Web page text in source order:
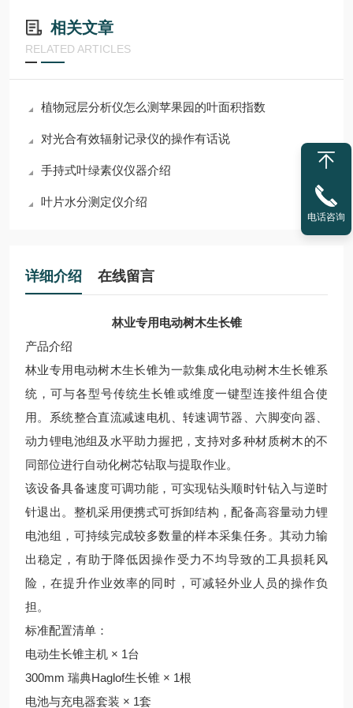
相关文章
RELATED ARTICLES
植物冠层分析仪怎么测苹果园的叶面积指数
对光合有效辐射记录仪的操作有话说
手持式叶绿素仪仪器介绍
叶片水分测定仪介绍
详细介绍 在线留言
林业专用电动树木生长锥
产品介绍
林业专用电动树木生长锥为一款集成化电动树木生长锥系
统，可与各型号传统生长锥或维度一键型连接件组合使
用。系统整合直流减速电机、转速调节器、六脚变向器、
动力锂电池组及水平助力握把，支持对多种材质树木的不
同部位进行自动化树芯钻取与提取作业。
该设备具备速度可调功能，可实现钻头顺时针钻入与逆时
针退出。整机采用便携式可拆卸结构，配备高容量动力锂
电池组，可持续完成较多数量的样本采集任务。其动力输
出稳定，有助于降低因操作受力不均导致的工具损耗风
险，在提升作业效率的同时，可减轻外业人员的操作负
担。
标准配置清单：
电动生长锥主机 × 1台
300mm 瑞典Haglof生长锥 × 1根
电池与充电器套装 × 1套
电话咨询